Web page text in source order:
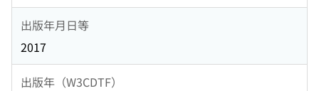
出版年月日等
2017
出版年（W3CDTF）